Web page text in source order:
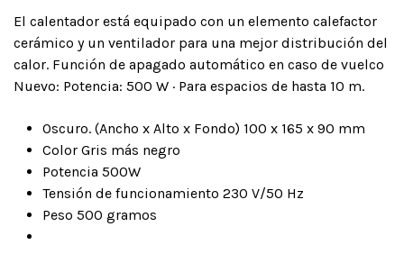
El calentador está equipado con un elemento calefactor
cerámico y un ventilador para una mejor distribución del
calor. Función de apagado automático en caso de vuelco
Nuevo: Potencia: 500 W · Para espacios de hasta 10 m.
Oscuro. (Ancho x Alto x Fondo) 100 x 165 x 90 mm
Color Gris más negro
Potencia 500W
Tensión de funcionamiento 230 V/50 Hz
Peso 500 gramos